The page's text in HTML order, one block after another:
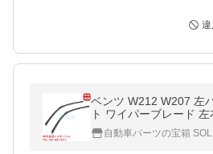
ベンツ W212 W207 左
ト ワイパーブレード 左
E300 E350 E400 E550
荷締切18時
自動車パーツの宝箱 SOL